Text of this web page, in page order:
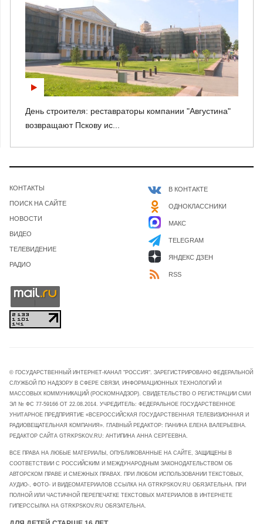
День строителя: реставраторы компании "Августина"
возвращают Пскову ис...
КОНТАКТЫ
ПОИСК НА САЙТЕ
НОВОСТИ
ВИДЕО
ТЕЛЕВИДЕНИЕ
РАДИО
В КОНТАКТЕ
ОДНОКЛАССНИКИ
МАКС
TELEGRAM
ЯНДЕКС ДЗЕН
RSS
© ГОСУДАРСТВЕННЫЙ ИНТЕРНЕТ-КАНАЛ "РОССИЯ". ЗАРЕГИСТРИРОВАНО ФЕДЕРАЛЬНОЙ
СЛУЖБОЙ ПО НАДЗОРУ В СФЕРЕ СВЯЗИ, ИНФОРМАЦИОННЫХ ТЕХНОЛОГИЙ И
МАССОВЫХ КОММУНИКАЦИЙ (РОСКОМНАДЗОР). СВИДЕТЕЛЬСТВО О РЕГИСТРАЦИИ СМИ
ЭЛ № ФС 77-59166 ОТ 22.08.2014. УЧРЕДИТЕЛЬ: ФЕДЕРАЛЬНОЕ ГОСУДАРСТВЕННОЕ
УНИТАРНОЕ ПРЕДПРИЯТИЕ «ВСЕРОССИЙСКАЯ ГОСУДАРСТВЕННАЯ ТЕЛЕВИЗИОННАЯ И
РАДИОВЕЩАТЕЛЬНАЯ КОМПАНИЯ». ГЛАВНЫЙ РЕДАКТОР: ПАНИНА ЕЛЕНА ВАЛЕРЬЕВНА.
РЕДАКТОР САЙТА GTRKPSKOV.RU: АНТИПИНА АННА СЕРГЕЕВНА.
ВСЕ ПРАВА НА ЛЮБЫЕ МАТЕРИАЛЫ, ОПУБЛИКОВАННЫЕ НА САЙТЕ, ЗАЩИЩЕНЫ В
СООТВЕТСТВИИ С РОССИЙСКИМ И МЕЖДУНАРОДНЫМ ЗАКОНОДАТЕЛЬСТВОМ ОБ
АВТОРСКОМ ПРАВЕ И СМЕЖНЫХ ПРАВАХ. ПРИ ЛЮБОМ ИСПОЛЬЗОВАНИИ ТЕКСТОВЫХ,
АУДИО-, ФОТО- И ВИДЕОМАТЕРИАЛОВ ССЫЛКА НА GTRKPSKOV.RU ОБЯЗАТЕЛЬНА. ПРИ
ПОЛНОЙ ИЛИ ЧАСТИЧНОЙ ПЕРЕПЕЧАТКЕ ТЕКСТОВЫХ МАТЕРИАЛОВ В ИНТЕРНЕТЕ
ГИПЕРССЫЛКА НА GTRKPSKOV.RU ОБЯЗАТЕЛЬНА.